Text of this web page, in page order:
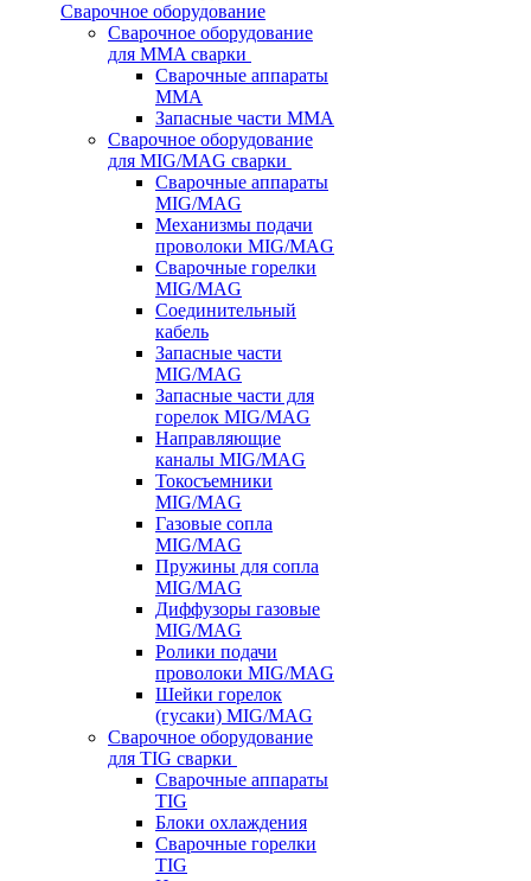
Сварочное оборудование
Сварочное оборудование
для MMA сварки
Сварочные аппараты
MMA
Запасные части MMA
Сварочное оборудование
для MIG/MAG сварки
Сварочные аппараты
MIG/MAG
Механизмы подачи
проволоки MIG/MAG
Сварочные горелки
MIG/MAG
Соединительный
кабель
Запасные части
MIG/MAG
Запасные части для
горелок MIG/MAG
Направляющие
каналы MIG/MAG
Токосъемники
MIG/MAG
Газовые сопла
MIG/MAG
Пружины для сопла
MIG/MAG
Диффузоры газовые
MIG/MAG
Ролики подачи
проволоки MIG/MAG
Шейки горелок
(гусаки) MIG/MAG
Сварочное оборудование
для TIG сварки
Сварочные аппараты
TIG
Блоки охлаждения
Сварочные горелки
TIG